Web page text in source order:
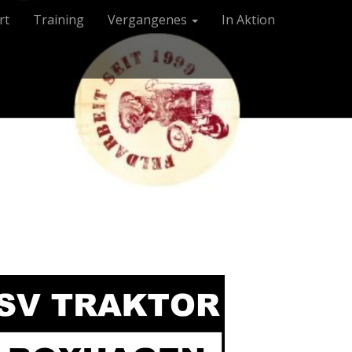
Training Vergangenes In Aktion